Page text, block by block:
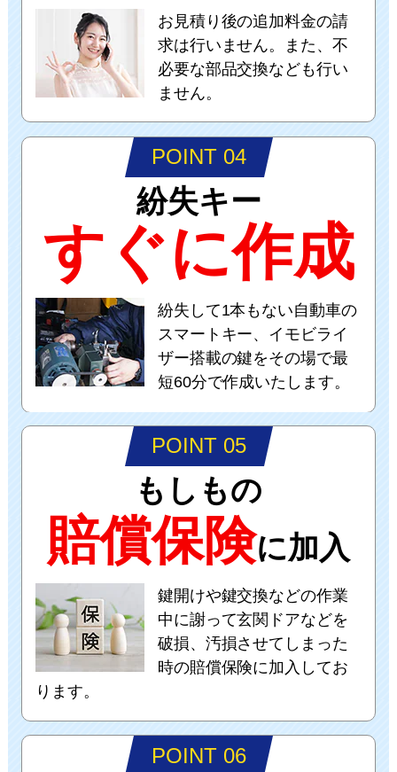
お見積り後の追加料金の請
求は行いません。また、不
必要な部品交換なども行い
ません。
POINT 04
紛失キー
すぐに作成
紛失して1本もない自動車の
スマートキー、イモビライ
ザー搭載の鍵をその場で最
短60分で作成いたします。
POINT 05
もしもの
賠償保険に加入
鍵開けや鍵交換などの作業
中に謝って玄関ドアなどを
破損、汚損させてしまった
時の賠償保険に加入してお
ります。
POINT 06